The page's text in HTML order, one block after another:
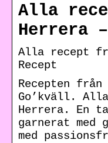
Alla
Herrera
Alla recept
Recept
Recepten
Go’kväll.
Herrera. En
garnerat
med